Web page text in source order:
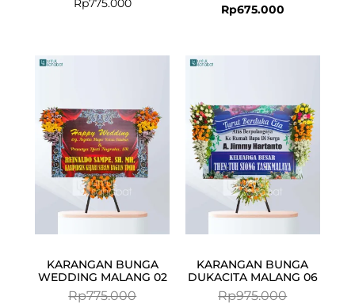
Rp675.000
KARANGAN BUNGA
WEDDING MALANG 02
Rp775.000
Rp775.000.
Rp750.000.
KARANGAN BUNGA
DUKACITA MALANG 06
Rp975.000
Rp975.000.
Rp950.000.